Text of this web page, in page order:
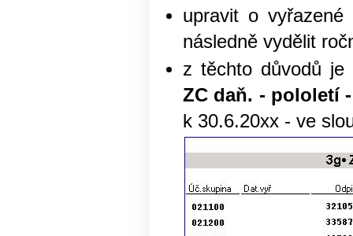
upravit o
následně vydělit
z těchto důvodů
ZC daň. - pololetí
k 30.6.20xx - ve